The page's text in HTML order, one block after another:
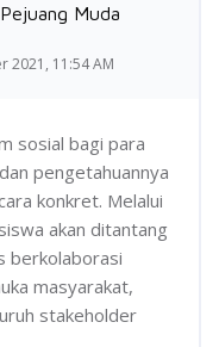
Muda
2021, 11:54 AM
sosial bagi para
pengetahuannya
konkret. Melalui
akan ditantang
berkolaborasi
masyarakat,
stakeholder